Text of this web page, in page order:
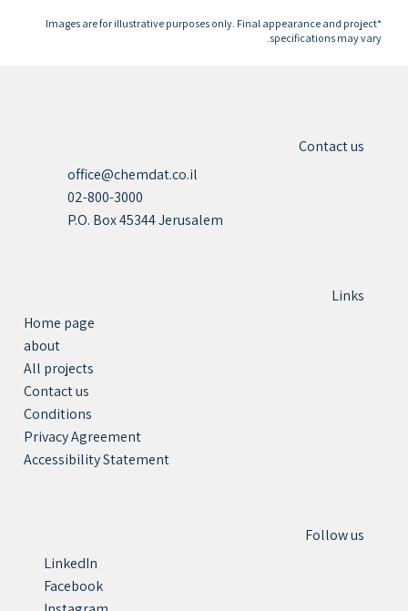
*Images are for illustrative purposes only. Final appearance and project
specifications may vary.
Contact us
office@chemdat.co.il
02-800-3000
P.O. Box 45344 Jerusalem
Links
Home page
about
All projects
Contact us
Conditions
Privacy Agreement
Accessibility Statement
Follow us
LinkedIn
Facebook